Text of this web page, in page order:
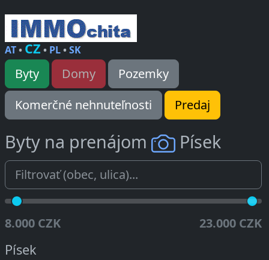
AT• CZ • PL•SK
Byty Domy
Pozemky
Komerčné nehnuteľnosti
Predaj
Byty na prenájom Písek
8.000 CZK 23.000 CZK
Písek